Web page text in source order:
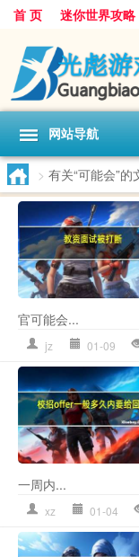
首 页 迷你世界攻略
网站导航
> 有关“可能会”的
官可能会...
jz 01-09
一周内...
xz 01-04